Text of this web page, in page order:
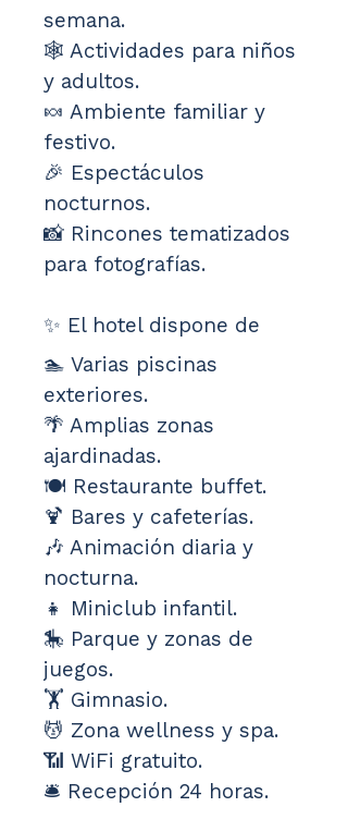
semana.
🕸️ Actividades para niños
y adultos.
🍬 Ambiente familiar y
festivo.
🎉 Espectáculos
nocturnos.
📸 Rincones tematizados
para fotografías.
✨ El hotel dispone de
🏊 Varias piscinas
exteriores.
🌴 Amplias zonas
ajardinadas.
🍽️ Restaurante buffet.
🍹 Bares y cafeterías.
🎶 Animación diaria y
nocturna.
👧 Miniclub infantil.
🎠 Parque y zonas de
juegos.
🏋️ Gimnasio.
💆 Zona wellness y spa.
📶 WiFi gratuito.
🛎️ Recepción 24 horas.